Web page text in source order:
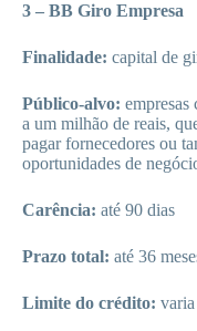
3 – BB Giro Empresa
Finalidade: capital de
Público-alvo: empresas
a um milhão de reais,
pagar fornecedores ou
oportunidades de
Carência: até 90 dias
Prazo total: até 36
Limite do crédito: